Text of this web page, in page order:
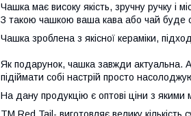
Чашка має високу якість, зручну ручку і
З такою чашкою ваша кава або чай буде
Чашка зроблена з якісної кераміки,
Як подарунок, чашка завжди актуальна.
підіймати собі настрій просто
На дану продукцію є оптові ціни з
ТМ Red Tail- виготовляє велику кількість